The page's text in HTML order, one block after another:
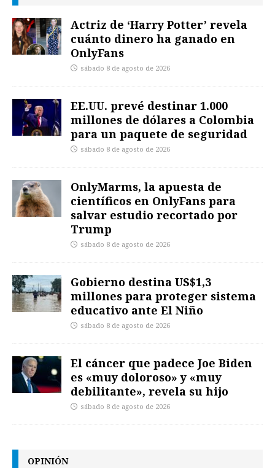
Actriz de ‘Harry Potter’ revela
cuánto dinero ha ganado en
OnlyFans
sábado 8 de agosto de 2026
EE.UU. prevé destinar 1.000
millones de dólares a Colombia
para un paquete de seguridad
sábado 8 de agosto de 2026
OnlyMarms, la apuesta de
científicos en OnlyFans para
salvar estudio recortado por
Trump
sábado 8 de agosto de 2026
Gobierno destina US$1,3
millones para proteger sistema
educativo ante El Niño
sábado 8 de agosto de 2026
El cáncer que padece Joe Biden
es «muy doloroso» y «muy
debilitante», revela su hijo
sábado 8 de agosto de 2026
OPINIÓN